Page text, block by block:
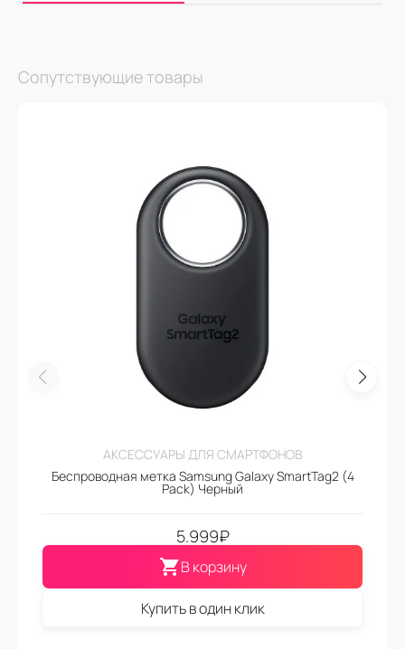
Сопутствующие товары
АКСЕССУАРЫ ДЛЯ СМАРТФОНОВ
Беспроводная метка Samsung Galaxy SmartTag2 (4
Pack) Черный
5.999₽
В корзину
Купить в один клик